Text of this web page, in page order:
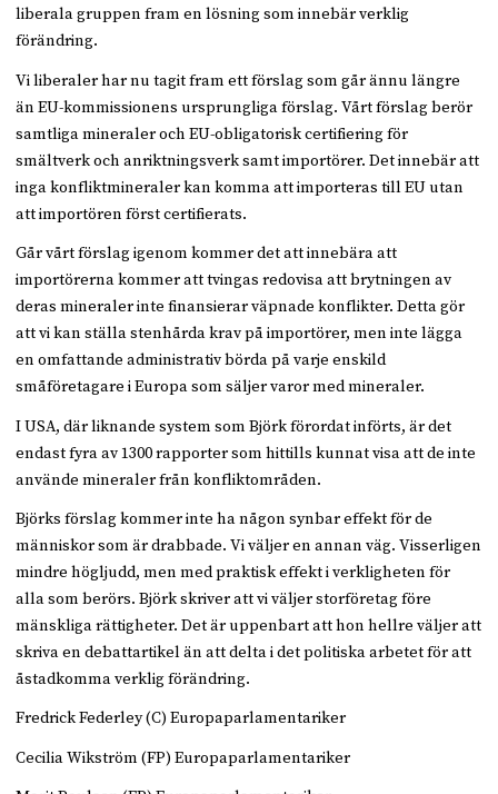
liberala gruppen fram en lösning som innebär verklig
förändring.
Vi liberaler har nu tagit fram ett förslag som går ännu längre
än EU-kommissionens ursprungliga förslag. Vårt förslag berör
samtliga mineraler och EU-obligatorisk certifiering för
smältverk och anriktningsverk samt importörer. Det innebär att
inga konfliktmineraler kan komma att importeras till EU utan
att importören först certifierats.
Går vårt förslag igenom kommer det att innebära att
importörerna kommer att tvingas redovisa att brytningen av
deras mineraler inte finansierar väpnade konflikter. Detta gör
att vi kan ställa stenhårda krav på importörer, men inte lägga
en omfattande administrativ börda på varje enskild
småföretagare i Europa som säljer varor med mineraler.
I USA, där liknande system som Björk förordat införts, är det
endast fyra av 1300 rapporter som hittills kunnat visa att de inte
använde mineraler från konfliktområden.
Björks förslag kommer inte ha någon synbar effekt för de
människor som är drabbade. Vi väljer en annan väg. Visserligen
mindre högljudd, men med praktisk effekt i verkligheten för
alla som berörs. Björk skriver att vi väljer storföretag före
mänskliga rättigheter. Det är uppenbart att hon hellre väljer att
skriva en debattartikel än att delta i det politiska arbetet för att
åstadkomma verklig förändring.
Fredrick Federley (C) Europaparlamentariker
Cecilia Wikström (FP) Europaparlamentariker